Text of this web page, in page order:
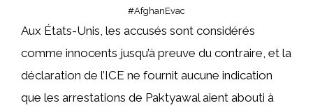
#AfghanEvac
Aux États-Unis, les accusés sont considérés
comme innocents jusqu’à preuve du contraire, et la
déclaration de l’ICE ne fournit aucune indication
que les arrestations de Paktyawal aient abouti à